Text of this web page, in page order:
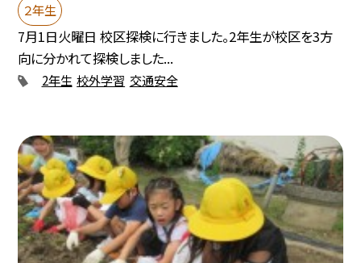
２年生
7月1日火曜日 校区探検に行きました。2年生が校区を3方
向に分かれて探検しました...
2年生 校外学習 交通安全